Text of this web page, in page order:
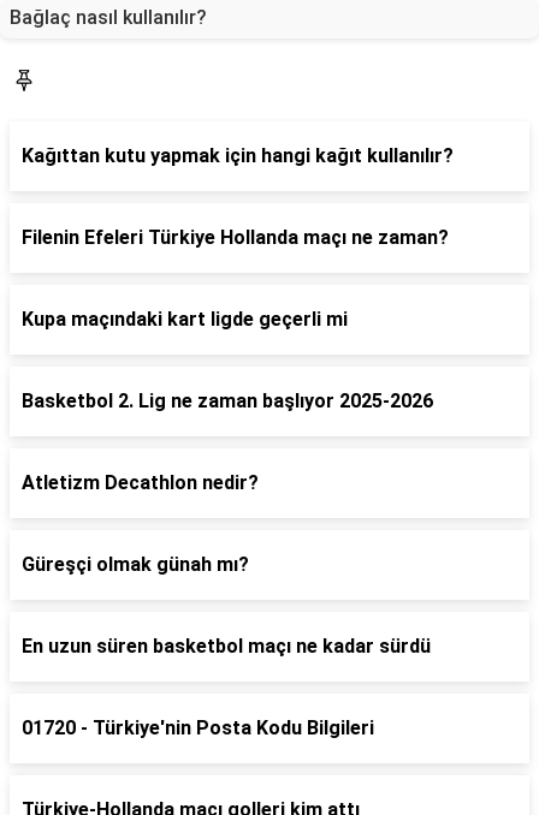
Bağlaç nasıl kullanılır?
Kağıttan kutu yapmak için hangi kağıt kullanılır?
Filenin Efeleri Türkiye Hollanda maçı ne zaman?
Kupa maçındaki kart ligde geçerli mi
Basketbol 2. Lig ne zaman başlıyor 2025-2026
Atletizm Decathlon nedir?
Güreşçi olmak günah mı?
En uzun süren basketbol maçı ne kadar sürdü
01720 - Türkiye'nin Posta Kodu Bilgileri
Türkiye-Hollanda maçı golleri kim attı